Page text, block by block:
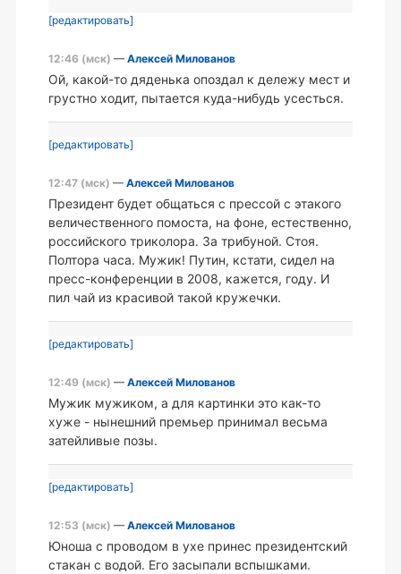
[редактировать]
12:46 (мск) — Алексей Милованов
Ой, какой-то дяденька опоздал к дележу мест и
грустно ходит, пытается куда-нибудь усесться.
[редактировать]
12:47 (мск) — Алексей Милованов
Президент будет общаться с прессой с этакого
величественного помоста, на фоне, естественно,
российского триколора. За трибуной. Стоя.
Полтора часа. Мужик! Путин, кстати, сидел на
пресс-конференции в 2008, кажется, году. И
пил чай из красивой такой кружечки.
[редактировать]
12:49 (мск) — Алексей Милованов
Мужик мужиком, а для картинки это как-то
хуже - нынешний премьер принимал весьма
затейливые позы.
[редактировать]
12:53 (мск) — Алексей Милованов
Юноша с проводом в ухе принес президентский
стакан с водой. Его засыпали вспышками.